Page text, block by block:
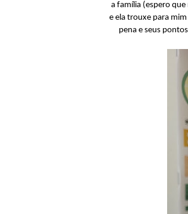
a família (espero
e ela trouxe para
pena e seus